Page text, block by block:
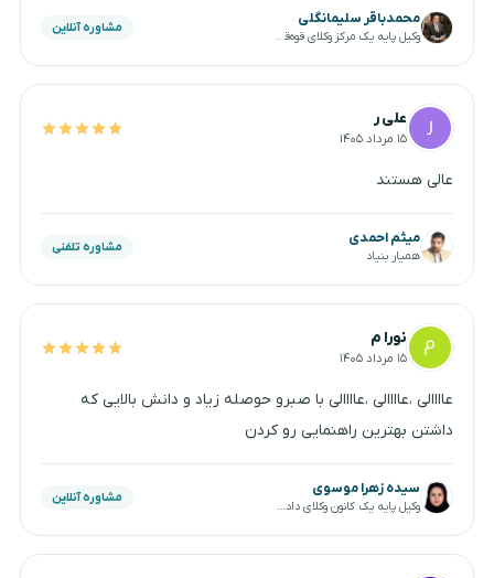
محمدباقر سلیمانگلی
وکیل پایه یک مرکز وکلای قوه‌قضاییه
مشاوره آنلاین
علی ر
۱۵ مرداد ۱۴۰۵
عالی هستند
میثم احمدی
همیار بنیاد
مشاوره تلفنی
نورا م
۱۵ مرداد ۱۴۰۵
عاااالی ،عاااالی ،عاااالی با صبرو حوصله زیاد و دانش بالایی که
داشتن بهترین راهنمایی رو کردن
سیده زهرا موسوی
وکیل پایه یک کانون وکلای دادگستری
مشاوره آنلاین